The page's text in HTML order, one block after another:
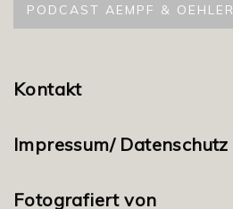
PODCAST AEMPF & OEHLER
Kontakt
Impressum/ Datenschutz
Fotografiert von